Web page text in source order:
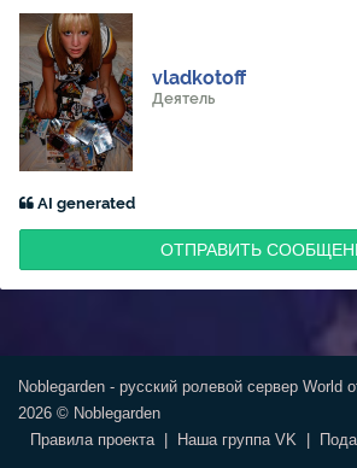
vladkotoff
Деятель
AI generated
ОТПРАВИТЬ
Noblegarden - русский ролевой сервер World
2026 © Noblegarden
Правила проекта| Наша группа VK